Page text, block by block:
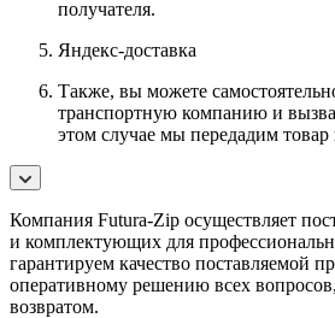
получателя.
Яндекс-доставка
Также, вы можете
транспортную компанию и
этом случае мы передадим
Компания Futura-Zip осуществляет
и комплектующих для
гарантируем качество поставляемой
оперативному решению всех
возвратом.